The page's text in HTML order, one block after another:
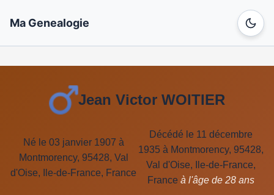
Ma Genealogie
Jean Victor WOITIER
Né le 03 janvier 1907 à
Montmorency, 95428, Val
d'Oise, Ile-de-France, France
Décédé le 11 décembre
1935 à Montmorency, 95428,
Val d'Oise, Ile-de-France,
France à l'âge de 28 ans